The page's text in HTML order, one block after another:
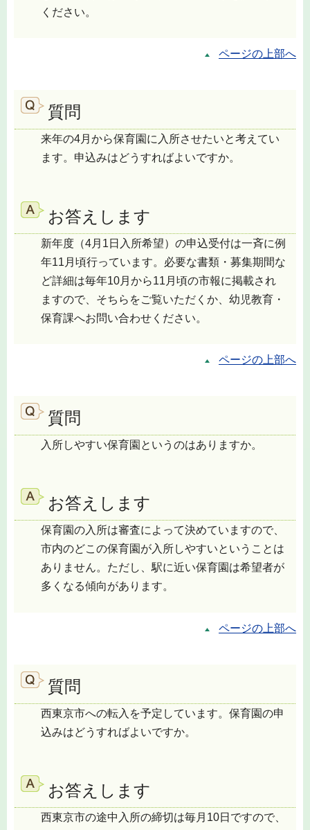
ください。
ページの上部へ
質問
来年の4月から保育園に入所させたいと考えてい
ます。申込みはどうすればよいですか。
お答えします
新年度（4月1日入所希望）の申込受付は一斉に例
年11月頃行っています。必要な書類・募集期間な
ど詳細は毎年10月から11月頃の市報に掲載され
ますので、そちらをご覧いただくか、幼児教育・
保育課へお問い合わせください。
ページの上部へ
質問
入所しやすい保育園というのはありますか。
お答えします
保育園の入所は審査によって決めていますので、
市内のどこの保育園が入所しやすいということは
ありません。ただし、駅に近い保育園は希望者が
多くなる傾向があります。
ページの上部へ
質問
西東京市への転入を予定しています。保育園の申
込みはどうすればよいですか。
お答えします
西東京市の途中入所の締切は毎月10日ですので、